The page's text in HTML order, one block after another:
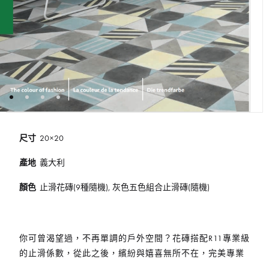
尺寸 20×20
產地 義大利
顏色 止滑花磚(9種隨機), 灰色五色組合止滑磚(隨機)
你可曾渴望過，不再單調的戶外空間？花磚搭配R11專業級
的止滑係數，從此之後，繽紛與嬉喜無所不在，完美專業